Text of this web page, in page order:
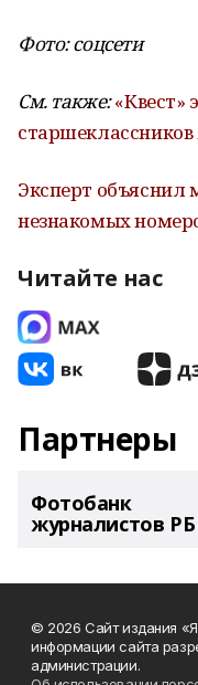
Фото: соцсети
См. также:«Квест»
Эксперт объяснил
незнакомых
Читайте нас
Партнеры
Фотобанк
журналистов РБ
© 2026 Сайт издания
информации сайта
администрации.